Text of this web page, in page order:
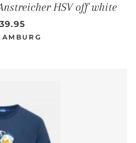
HSV off white
PREIS